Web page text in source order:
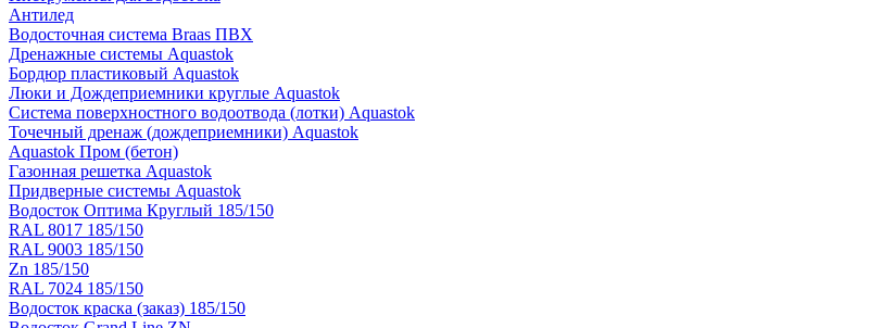
Антилед
Водосточная система Braas ПВХ
Дренажные системы Aquastok
Бордюр пластиковый Aquastok
Люки и Дождеприемники круглые Aquastok
Система поверхностного водоотвода (лотки) Aquastok
Точечный дренаж (дождеприемники) Aquastok
Aquastok Пром (бетон)
Газонная решетка Aquastok
Придверные системы Aquastok
Водосток Оптима Круглый 185/150
RAL 8017 185/150
RAL 9003 185/150
Zn 185/150
RAL 7024 185/150
Водосток краска (заказ) 185/150